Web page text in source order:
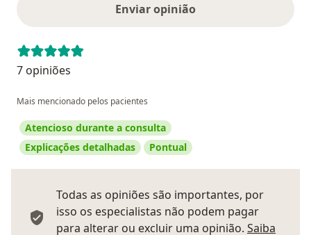
Enviar opinião
7 opiniões
Mais mencionado pelos pacientes
Atencioso durante a consulta
Explicações detalhadas
Pontual
Todas as opiniões são importantes, por
isso os especialistas não podem pagar
para alterar ou excluir uma opinião. Saiba